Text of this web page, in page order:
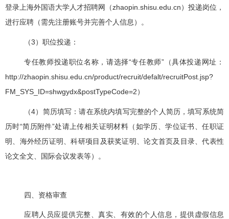
登录上海外国语大学人才招聘网（zhaopin.shisu.edu.cn）投递岗位，
进行应聘（需先注册账号并完善个人信息）。
（3）职位投递：
专任教师投递职位名称，请选择“专任教师”（具体投递网址：
http://zhaopin.shisu.edu.cn/product/recruit/defalt/recruitPost.jsp?
FM_SYS_ID=shwgydx&postTypeCode=2）
（4）简历填写：请在系统内填写完整的个人简历，填写系统简
历时“简历附件”处请上传相关证明材料（如学历、学位证书、任职证
明、海外经历证明、科研项目及获奖证明、论文首页及目录、代表性
论文全文、国际会议发表等）。
四、资格审查
应聘人员应提供完整、真实、有效的个人信息，提供虚假信息